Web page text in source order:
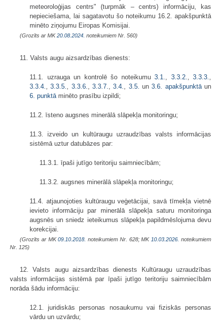
meteoroloģijas centrs" (turpmāk – centrs) informāciju, kas
nepieciešama, lai sagatavotu šo noteikumu 16.2. apakšpunktā
minēto ziņojumu Eiropas Komisijai.
(Grozīts ar MK20.08.2024. noteikumiem Nr. 560)
11. Valsts augu aizsardzības dienests:
11.1. uzrauga un kontrolē šo noteikumu 3.1. 3.3.2. 3.3.3.
3.3.4.
,3.3.5. 3.3.6. ,3.3.7. ,3.4. 3.5. un3.6. apakšpunktāun
6. punktā minēto prasību izpildi;
11.2. īsteno augsnes minerālā slāpekļa monitoringu;
11.3. izveido un kultūraugu uzraudzības valsts informācijas
sistēmā uztur datubāzes par:
11.3.1. īpaši jutīgo teritoriju saimniecībām;
11.3.2. augsnes minerālā slāpekļa monitoringu;
11.4. atjaunojoties kultūraugu veģetācijai, savā tīmekļa vietnē
ievieto informāciju par minerālā slāpekļa saturu monitoringa
augsnēs un sniedz ieteikumus slāpekļa papildmēslojuma devu
korekcijai.
(Grozīts ar MK09.10.2018. noteikumiem Nr. 628; MK 10.03.2026. noteikumiem
Nr. 125)
12. Valsts augu aizsardzības dienests Kultūraugu uzraudzības
valsts informācijas sistēmā par īpaši jutīgo teritoriju saimniecībām
norāda šādu informāciju:
12.1. juridiskās personas nosaukumu vai fiziskās personas
vārdu un uzvārdu;